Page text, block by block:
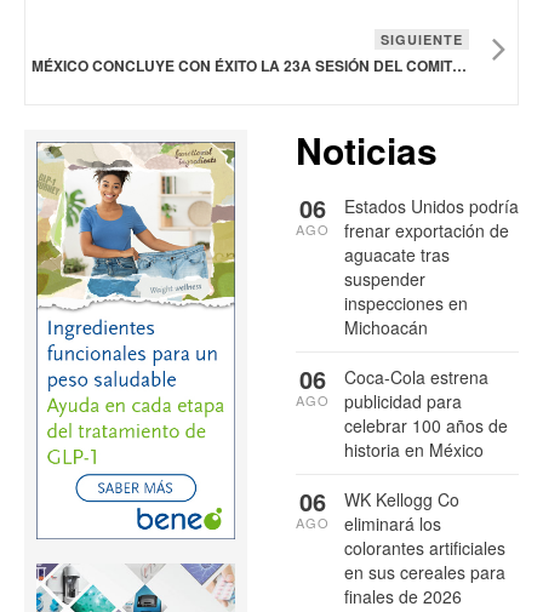
SIGUIENTE
MÉXICO CONCLUYE CON ÉXITO LA 23A SESIÓN DEL COMITÉ DEL CODEX SOBRE FRUTAS Y HORTALIZAS FRESCAS
Noticias
Estados Unidos podría
frenar exportación de
aguacate tras
suspender
inspecciones en
Michoacán
06
AGO
Coca-Cola estrena
publicidad para
celebrar 100 años de
historia en México
06
AGO
WK Kellogg Co
eliminará los
colorantes artificiales
en sus cereales para
finales de 2026
06
AGO